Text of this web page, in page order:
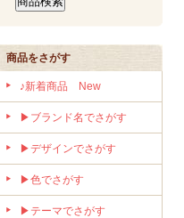
商品をさがす
♪新着商品 New
▶ブランド名でさがす
▶デザインでさがす
▶色でさがす
▶テーマでさがす